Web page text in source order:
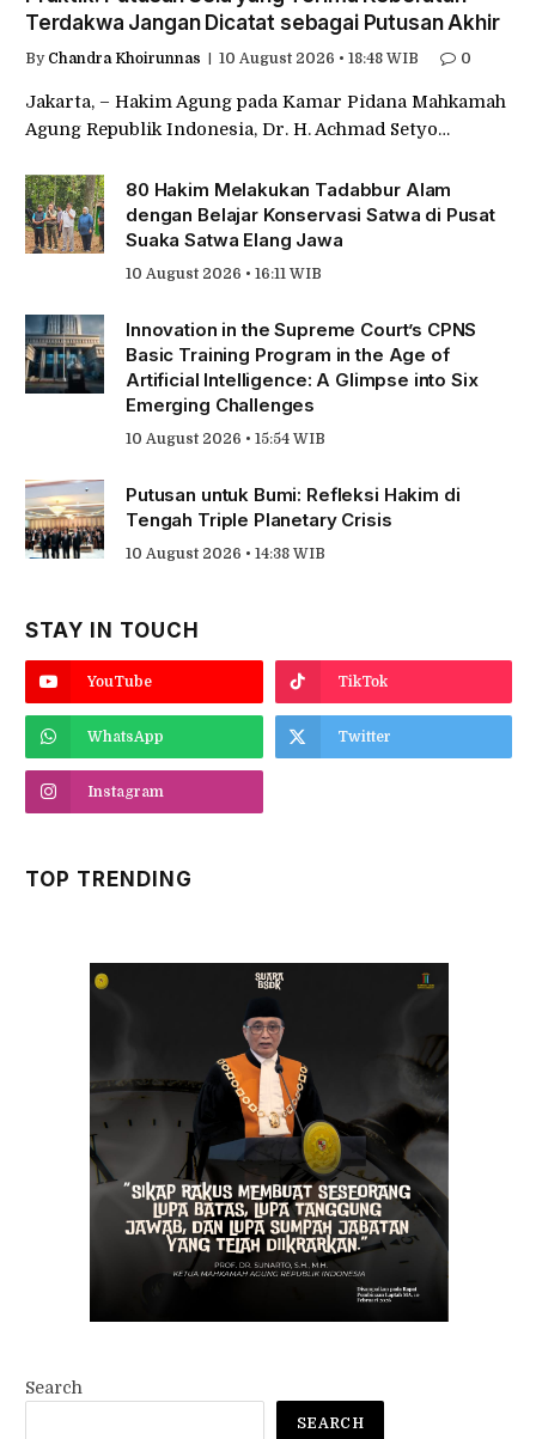
Terdakwa Jangan Dicatat sebagai Putusan Akhir
By Chandra Khoirunnas 10 August 2026 • 18:48 WIB 0
Jakarta, – Hakim Agung pada Kamar Pidana Mahkamah
Agung Republik Indonesia, Dr. H. Achmad Setyo…
80 Hakim Melakukan Tadabbur Alam
dengan Belajar Konservasi Satwa di Pusat
Suaka Satwa Elang Jawa
10 August 2026 • 16:11 WIB
Innovation in the Supreme Court’s CPNS
Basic Training Program in the Age of
Artificial Intelligence: A Glimpse into Six
Emerging Challenges
10 August 2026 • 15:54 WIB
Putusan untuk Bumi: Refleksi Hakim di
Tengah Triple Planetary Crisis
10 August 2026 • 14:38 WIB
STAY IN TOUCH
YouTube TikTok
WhatsApp Twitter
Instagram
TOP TRENDING
Search
SEARCH